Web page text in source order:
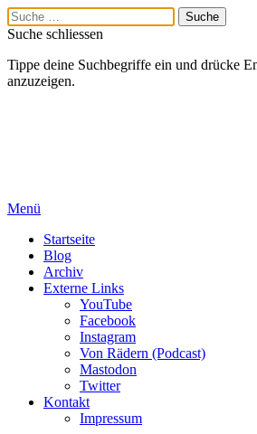
Suche schliessen
Tippe deine Suchbegriffe ein und drücke
anzuzeigen.
Menü
Startseite
Blog
Archiv
Externe Links
YouTube
Facebook
Instagram
Von Rädern (Podcast)
Mastodon
Twitter
Kontakt
Impressum